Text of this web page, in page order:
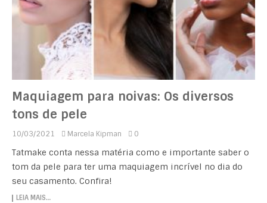
Maquiagem para noivas: Os diversos
tons de pele
10/03/2021 Marcela Kipman 0
Tatmake conta nessa matéria como e importante saber o
tom da pele para ter uma maquiagem incrível no dia do
seu casamento. Confira!
LEIA MAIS…